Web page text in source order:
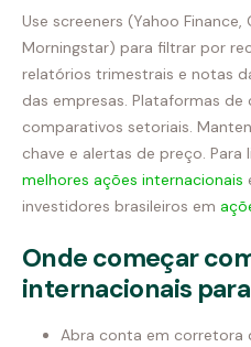
Use screeners (Yahoo Finance,
Morningstar) para filtrar por
relatórios trimestrais e notas
das empresas. Plataformas
comparativos setoriais.
chave e alertas de preço. Para
melhores ações internacionais
investidores brasileiros em
Onde começar
internacionais
Abra conta em corretora